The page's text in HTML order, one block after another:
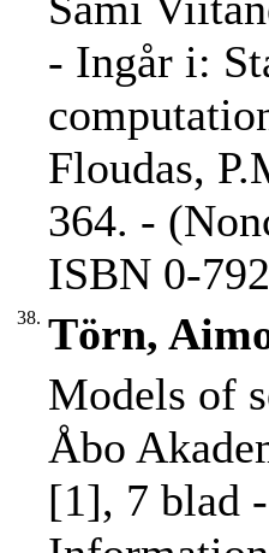
- Ingår i:
Floudas,
364. -
ISBN 0-
38. Törn,
Models of
Åbo
[1], 7 blad